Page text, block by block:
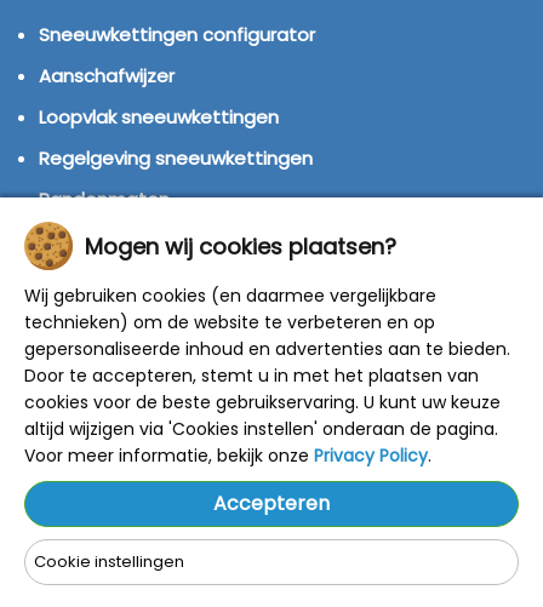
Sneeuwkettingen configurator
Aanschafwijzer
Loopvlak sneeuwkettingen
Regelgeving sneeuwkettingen
Bandenmaten
Montage handleidingen
Winterbanden
© 2014 - 2025 Sneeuwkettingen4u - Alle rechten
voorbehouden
De getoonde adviesprijzen zijn door de fabrikant
bepaald.
Alle prijzen zijn inclusief BTW en verzendkosten.
Mogen wij cookies plaatsen?
Wij gebruiken cookies (en daarmee vergelijkbare
technieken) om de website te verbeteren en op
gepersonaliseerde inhoud en advertenties aan te bieden.
Door te accepteren, stemt u in met het plaatsen van
cookies voor de beste gebruikservaring. U kunt uw keuze
altijd wijzigen via 'Cookies instellen' onderaan de pagina.
Voor meer informatie, bekijk onze Privacy Policy.
Accepteren
Cookie instellingen